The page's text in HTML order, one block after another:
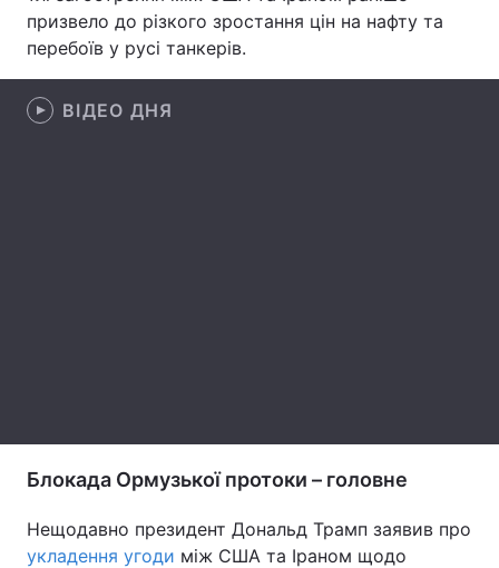
Лонгріди
Відео з Youtube
Тема оформлення
призвело до різкого зростання цін на нафту та
перебоїв у русі танкерів.
ВІДЕО ДНЯ
Блокада Ормузької протоки – головне
Нещодавно президент Дональд Трамп заявив про
укладення угоди між США та Іраном щодо